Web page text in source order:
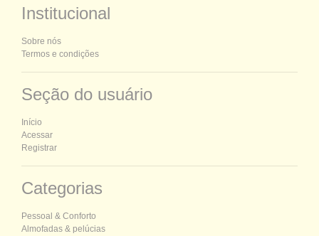
Institucional
Sobre nós
Termos e condições
Seção do usuário
Início
Acessar
Registrar
Categorias
Pessoal & Conforto
Almofadas & pelúcias